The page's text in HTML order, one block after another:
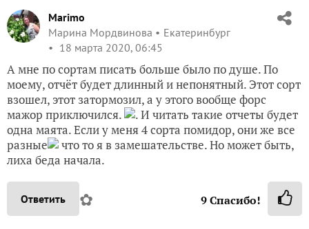
Marimo
Марина Мордвинова
Екатеринбург
18 марта 2020, 06:45
А мне по сортам писать больше было по душе. По
моему, отчёт будет длинный и непонятный. Этот сорт
взошел, этот затормозил, а у этого вообще форс
мажор приключился.
. И читать такие отчеты будет
одна маята. Если у меня 4 сорта помидор, они же все
разные
что то я в замешательстве. Но может быть,
лиха беда начала.
Ответить ✿ 9Спасибо!